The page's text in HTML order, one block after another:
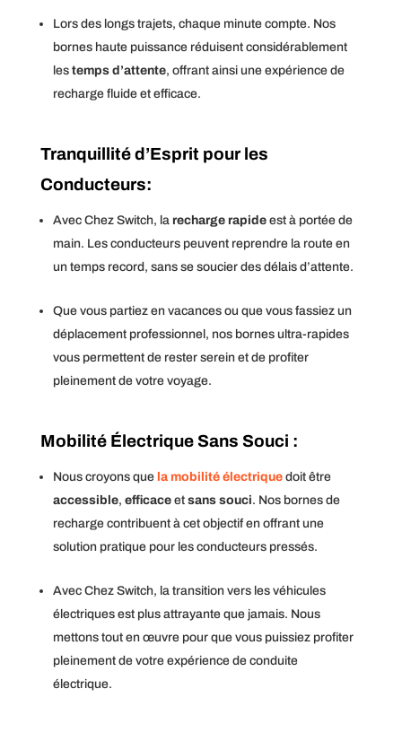
Lors des longs trajets, chaque minute compte. Nos
bornes haute puissance réduisent considérablement
les temps d’attente, offrant ainsi une expérience de
recharge fluide et efficace.
Tranquillité d’Esprit pour les
Conducteurs:
Avec Chez Switch, la recharge rapideest à portée de
main. Les conducteurs peuvent reprendre la route en
un temps record, sans se soucier des délais d’attente.
Que vous partiez en vacances ou que vous fassiez un
déplacement professionnel, nos bornes ultra-rapides
vous permettent de rester serein et de profiter
pleinement de votre voyage.
Mobilité Électrique Sans Souci :
Nous croyons que la mobilité électrique doit être
accessible, efficaceet sans souci. Nos bornes de
recharge contribuent à cet objectif en offrant une
solution pratique pour les conducteurs pressés.
Avec Chez Switch, la transition vers les véhicules
électriques est plus attrayante que jamais. Nous
mettons tout en œuvre pour que vous puissiez profiter
pleinement de votre expérience de conduite
électrique.